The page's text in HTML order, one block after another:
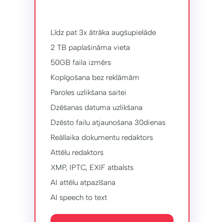
Līdz pat 3x ātrāka augšupielāde
2 TB paplašināma vieta
50GB faila izmērs
Kopīgošana bez reklāmām
Paroles uzlikšana saitei
Dzēšanas datuma uzlikšana
Dzēsto failu atjaunošana 30dienas
Reāllaika dokumentu redaktors
Attēlu redaktors
XMP, IPTC, EXIF ​​atbalsts
AI attēlu atpazīšana
AI speech to text